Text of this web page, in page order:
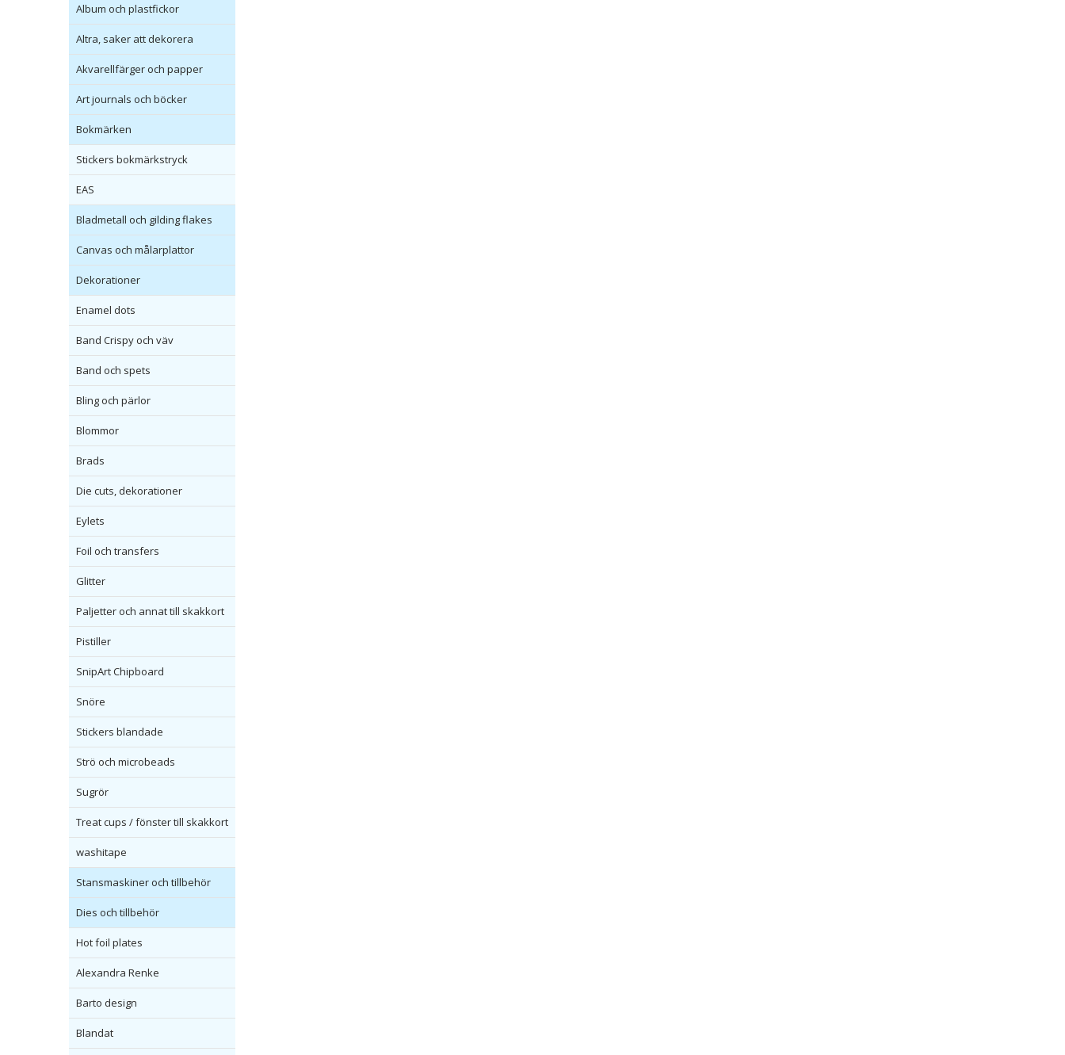
Album och plastfickor
Altra, saker att dekorera
Akvarellfärger och papper
Art journals och böcker
Bokmärken
Stickers bokmärkstryck
EAS
Bladmetall och gilding flakes
Canvas och målarplattor
Dekorationer
Enamel dots
Band Crispy och väv
Band och spets
Bling och pärlor
Blommor
Brads
Die cuts, dekorationer
Eylets
Foil och transfers
Glitter
Paljetter och annat till skakkort
Pistiller
SnipArt Chipboard
Snöre
Stickers blandade
Strö och microbeads
Sugrör
Treat cups / fönster till skakkort
washitape
Stansmaskiner och tillbehör
Dies och tillbehör
Hot foil plates
Alexandra Renke
Barto design
Blandat